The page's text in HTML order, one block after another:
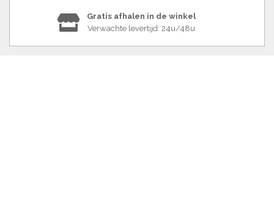
Gratis afhalen in de winkel
Verwachte levertijd: 24u/48u